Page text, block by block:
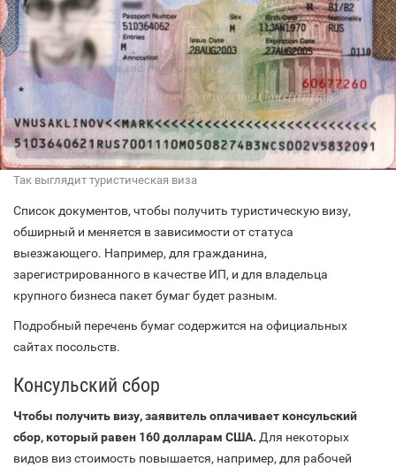
Так выглядит туристическая виза
Список документов, чтобы получить туристическую визу,
обширный и меняется в зависимости от статуса
выезжающего. Например, для гражданина,
зарегистрированного в качестве ИП, и для владельца
крупного бизнеса пакет бумаг будет разным.
Подробный перечень бумаг содержится на официальных
сайтах посольств.
Консульский сбор
Чтобы получить визу, заявитель оплачивает консульский
сбор, который равен 160 долларам США. Для некоторых
видов виз стоимость повышается, например, для рабочей